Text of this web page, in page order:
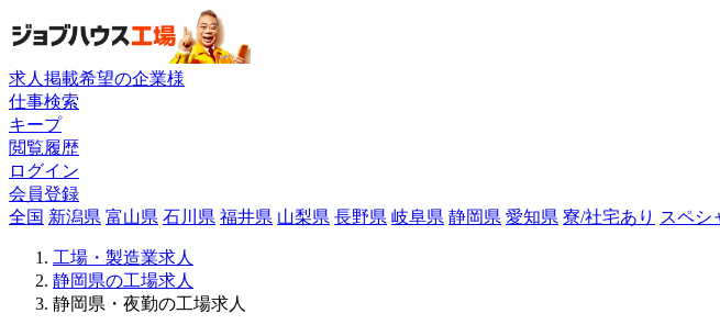
求人掲載希望の企業様
仕事検索
キープ
閲覧履歴
ログイン
会員登録
全国 新潟県 富山県 石川県 福井県 山梨県 長野県 岐阜県 静岡県 愛知県 寮/社宅あり スペシ
工場・製造業求人
静岡県の工場求人
静岡県・夜勤の工場求人